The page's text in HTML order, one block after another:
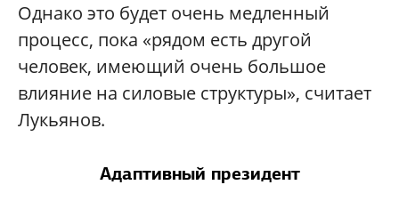
Однако это будет очень медленный
процесс, пока «рядом есть другой
человек, имеющий очень большое
влияние на силовые структуры», считает
Лукьянов.
Адаптивный президент